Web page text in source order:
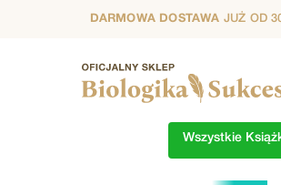
DARMOWA DOSTAWA JUŻ OD
Wszystkie